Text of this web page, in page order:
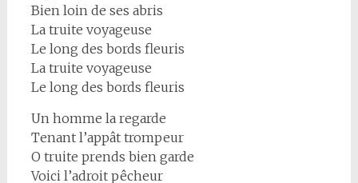
Bien loin de ses abris
La truite voyageuse
Le long des bords fleuris
La truite voyageuse
Le long des bords fleuris
Un homme la regarde
Tenant l’appât trompeur
O truite prends bien garde
Voici l’adroit pêcheur